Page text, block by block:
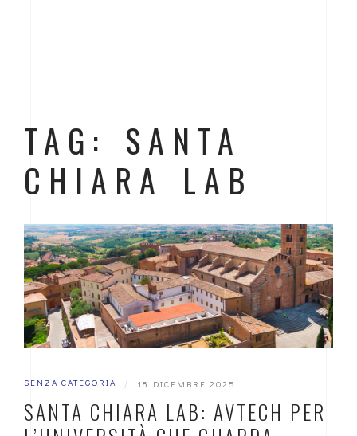
TAG: SANTA
CHIARA LAB
SENZA CATEGORIA | 18 DICEMBRE 2025
SANTA CHIARA LAB: AVTECH PER